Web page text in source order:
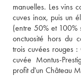
manuelles. Les vins
cuves inox, puis un
(entre 50% et 100%
onctuosité hors du
trois cuvées rouges
cuvée Montus-
profit d'un Château